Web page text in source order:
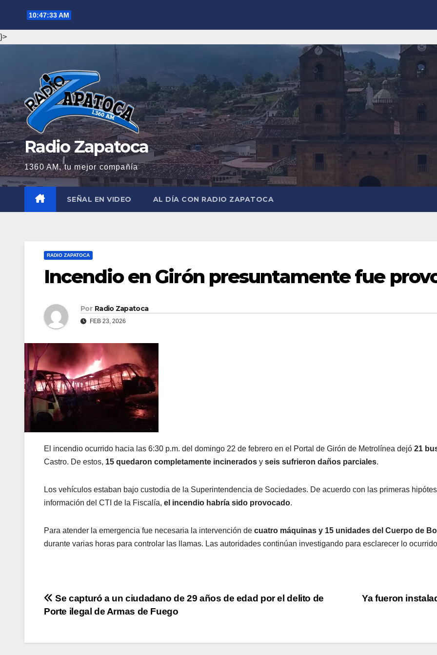
contenido
10:47:34 AM
}>
Radio Zapatoca
1360 AM, tu mejor compañía
SEÑAL EN VIDEO AL DÍA CON RADIO ZAPATOCA
RADIO ZAPATOCA
Incendio en Girón presuntamente fue
Por Radio Zapatoca
FEB 23, 2026
El incendio ocurrido hacia las 6:30 p.m. del domingo 22 de febrero en el Portal de Girón de Metrolínea dejó 21
Castro. De estos, 15 quedaron completamente incinerados y seis sufrieron daños parciales.
Los vehículos estaban bajo custodia de la Superintendencia de Sociedades. De acuerdo con las primeras
información del CTI de la Fiscalía, el incendio habría sido provocado.
Para atender la emergencia fue necesaria la intervención de cuatro máquinas y 15 unidades del Cuerpo de
durante varias horas para controlar las llamas. Las autoridades continúan investigando para esclarecer lo
Navegación
entradas
Ya fueron
Se capturó a un ciudadano de 29 años de edad por el delito de
Porte ilegal de Armas de Fuego